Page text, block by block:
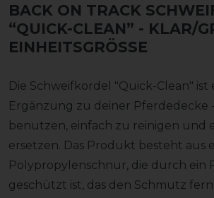
BACK ON TRACK
“QUICK-CLEAN” - KLAR/
EINHEITSGRÖSSE
Die Schweifkordel "Quick-Clean" ist
Ergänzung zu deiner Pferdedecke
benutzen, einfach zu reinigen und
ersetzen. Das Produkt besteht aus
Polypropylenschnur, die durch ein
geschützt ist, das den Schmutz